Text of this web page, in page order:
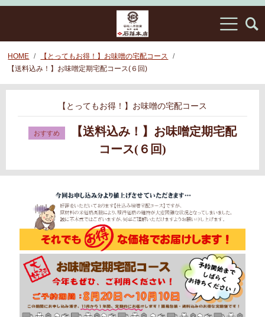
HOME
【とってもお得！】お味噌の宅配コース
【送料込み！】お味噌定期宅配コース(６回)
【とってもお得！】お味噌の宅配コース
【送料込み！】お味噌定期宅配
コース(６回)